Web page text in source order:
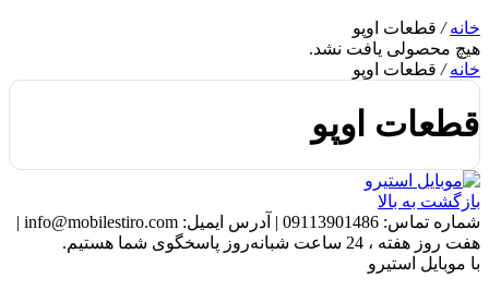
خانه/ قطعات اوپو
هیچ محصولی یافت نشد.
خانه/ قطعات اوپو
قطعات اوپو
بازگشت به بالا
شماره تماس: 09113901486
| آدرس ایمیل: info@mobilestiro.com
|
هفت روز هفته ، 24 ساعت شبانه‌روز پاسخگوی شما هستیم.
با موبایل استیرو